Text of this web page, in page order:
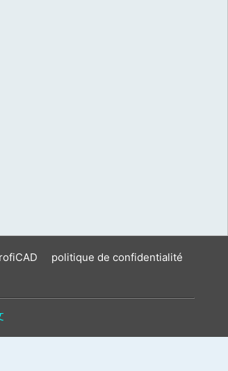
politique de confidentialité